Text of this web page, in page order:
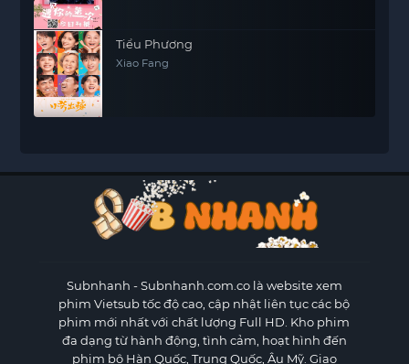
Tiểu Phương
Xiao Fang
Subnhanh - Subnhanh.com.co là website xem
phim Vietsub tốc độ cao, cập nhật liên tục các bộ
phim mới nhất với chất lượng Full HD. Kho phim
đa dạng từ hành động, tình cảm, hoạt hình đến
phim bộ Hàn Quốc, Trung Quốc, Âu Mỹ. Giao